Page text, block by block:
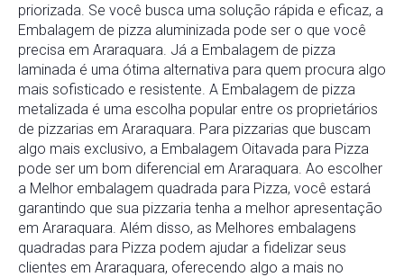
priorizada. Se você busca uma solução rápida e eficaz, a
Embalagem de pizza aluminizada pode ser o que você
precisa em Araraquara. Já a Embalagem de pizza
laminada é uma ótima alternativa para quem procura algo
mais sofisticado e resistente. A Embalagem de pizza
metalizada é uma escolha popular entre os proprietários
de pizzarias em Araraquara. Para pizzarias que buscam
algo mais exclusivo, a Embalagem Oitavada para Pizza
pode ser um bom diferencial em Araraquara. Ao escolher
a Melhor embalagem quadrada para Pizza, você estará
garantindo que sua pizzaria tenha a melhor apresentação
em Araraquara. Além disso, as Melhores embalagens
quadradas para Pizza podem ajudar a fidelizar seus
clientes em Araraquara, oferecendo algo a mais no